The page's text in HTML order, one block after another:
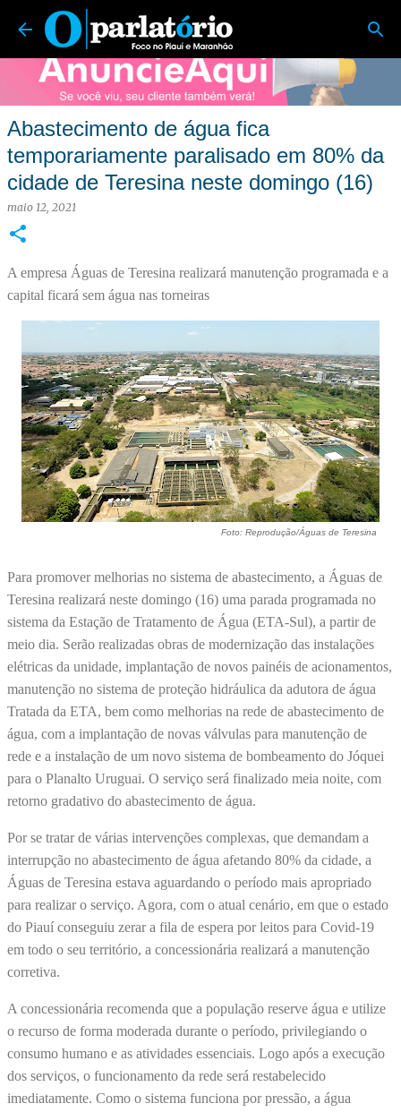
Pular para o conteúdo principal
O Parlatório | Foco no Piauí e Maranhão
Abastecimento de água fica
temporariamente paralisado em 80% da
cidade de Teresina neste domingo (16)
maio 12, 2021
A empresa Águas de Teresina realizará manutenção programada e a
capital ficará sem água nas torneiras
Foto: Reprodução/Águas de Teresina
Para promover melhorias no sistema de abastecimento, a Águas de
Teresina realizará neste domingo (16) uma parada programada no
sistema da Estação de Tratamento de Água (ETA-Sul), a partir de
meio dia. Serão realizadas obras de modernização das instalações
elétricas da unidade, implantação de novos painéis de acionamentos,
manutenção no sistema de proteção hidráulica da adutora de água
Tratada da ETA, bem como melhorias na rede de abastecimento de
água, com a implantação de novas válvulas para manutenção de
rede e a instalação de um novo sistema de bombeamento do Jóquei
para o Planalto Uruguai. O serviço será finalizado meia noite, com
retorno gradativo do abastecimento de água.
Por se tratar de várias intervenções complexas, que demandam a
interrupção no abastecimento de água afetando 80% da cidade, a
Águas de Teresina estava aguardando o período mais apropriado
para realizar o serviço. Agora, com o atual cenário, em que o estado
do Piauí conseguiu zerar a fila de espera por leitos para Covid-19
em todo o seu território, a concessionária realizará a manutenção
corretiva.
A concessionária recomenda que a população reserve água e utilize
o recurso de forma moderada durante o período, privilegiando o
consumo humano e as atividades essenciais. Logo após a execução
dos serviços, o funcionamento da rede será restabelecido
imediatamente. Como o sistema funciona por pressão, a água